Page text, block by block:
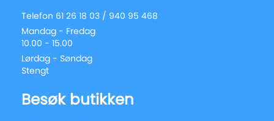
Telefon 61 26 18 03 / 940 95 468
Mandag - Fredag
10.00 - 15.00
Lørdag - Søndag
Stengt
Besøk butikken